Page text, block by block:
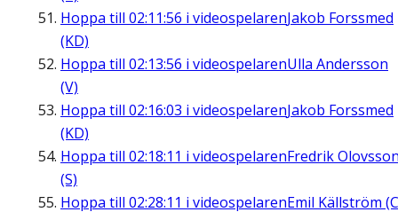
Hoppa till 02:11:56 i videospelarenJakob Forssmed
(KD)
Hoppa till 02:13:56 i videospelarenUlla Andersson
(V)
Hoppa till 02:16:03 i videospelarenJakob Forssmed
(KD)
Hoppa till 02:18:11 i videospelarenFredrik
(S)
Hoppa till 02:28:11 i videospelarenEmil Källström